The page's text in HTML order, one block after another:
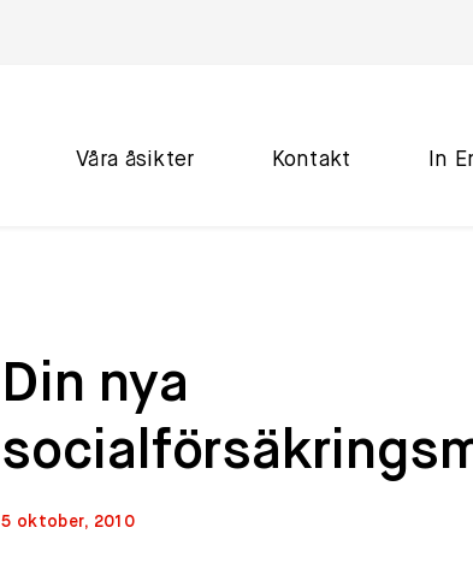
Våra åsikter Kontakt In
Din nya
5 oktober, 2010